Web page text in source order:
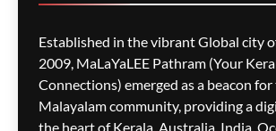
M5
മാലിന്യ ട്രക്കിന്
ഗതാഗതക്കുരുക്ക്,
യാത്രികരെയും
Established in the vibrant Global city
2009, MaLaYaLEE Pathram (Your
Connections) emerged as a beacon
Malayalam community, providing a
the heart of Kerala, Australia, India,